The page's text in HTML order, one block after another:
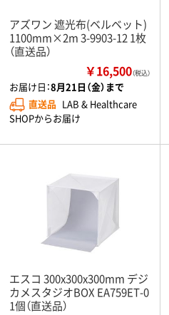
アズワン 遮光布(ベルベット)
1100mm×2m 3-9903-12 1枚
（直送品）
￥16,500（税込）
お届け日：8月21日（金）まで
直送品 LAB & Healthcare
SHOPからお届け
エスコ 300x300x300mm デジ
カメスタジオBOX EA759ET-0
1個（直送品）